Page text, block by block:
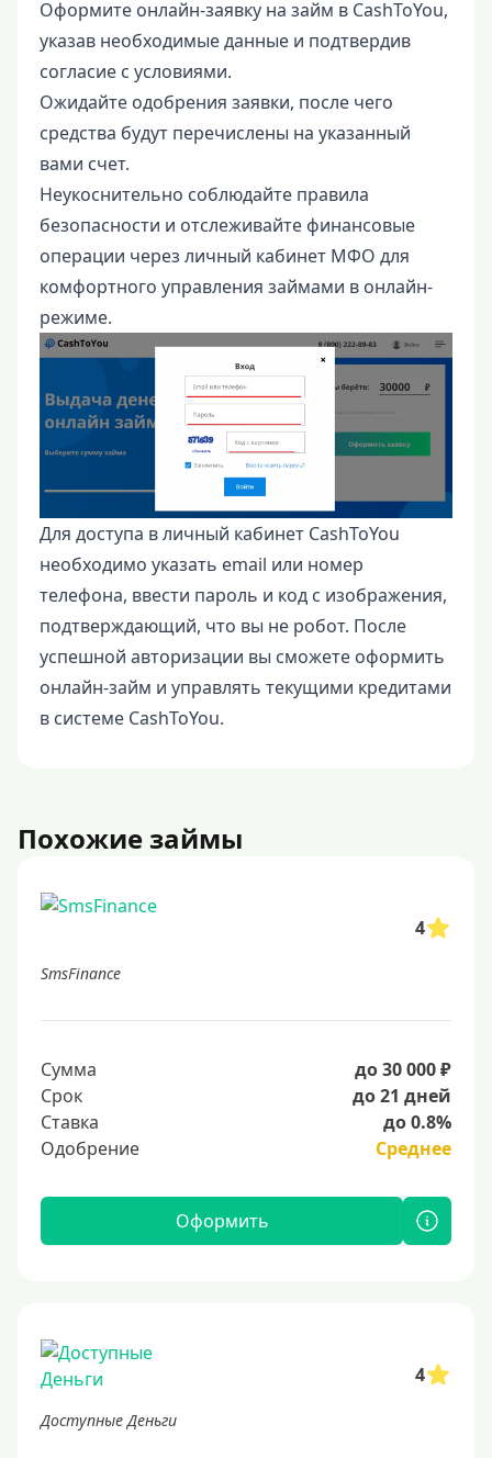
Оформите онлайн-заявку на займ в CashToYou,
указав необходимые данные и подтвердив
согласие с условиями.
Ожидайте одобрения заявки, после чего
средства будут перечислены на указанный
вами счет.
Неукоснительно соблюдайте правила
безопасности и отслеживайте финансовые
операции через личный кабинет МФО для
комфортного управления займами в онлайн-
режиме.
Для доступа в личный кабинет CashToYou
необходимо указать email или номер
телефона, ввести пароль и код с изображения,
подтверждающий, что вы не робот. После
успешной авторизации вы сможете оформить
онлайн-займ и управлять текущими кредитами
в системе CashToYou.
Похожие займы
4
SmsFinance
Сумма
до 30 000 ₽
Срок
до 21 дней
Ставка
до 0.8%
Одобрение
Среднее
Оформить
4
Доступные Деньги